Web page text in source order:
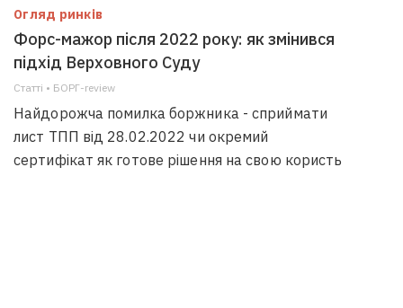
Огляд ринків
Форс-мажор після 2022 року: як змінився
підхід Верховного Суду
Статті • БОРГ-review
Найдорожча помилка боржника - сприймати
лист ТПП від 28.02.2022 чи окремий
сертифікат як готове рішення на свою користь